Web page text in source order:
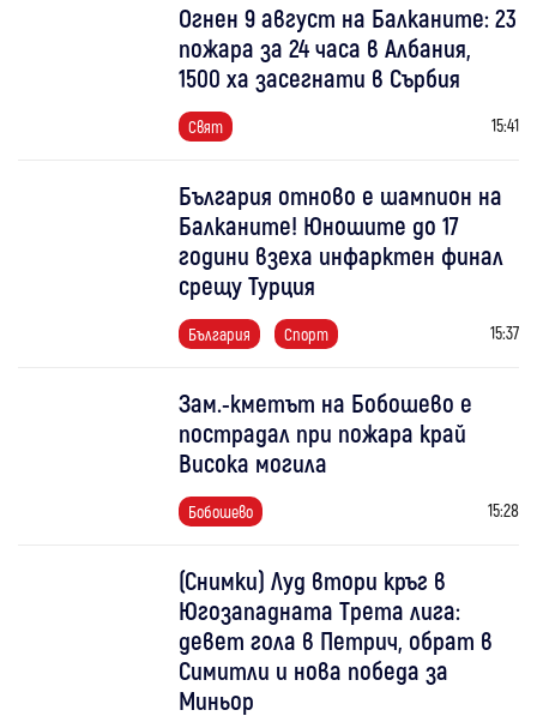
Огнен 9 август на Балканите: 23
пожара за 24 часа в Албания,
1500 ха засегнати в Сърбия
Свят 15:41
България отново е шампион на
Балканите! Юношите до 17
години взеха инфарктен финал
срещу Турция
България Спорт 15:37
Зам.-кметът на Бобошево е
пострадал при пожара край
Висока могила
Бобошево 15:28
(Снимки) Луд втори кръг в
Югозападната Трета лига:
девет гола в Петрич, обрат в
Симитли и нова победа за
Миньор